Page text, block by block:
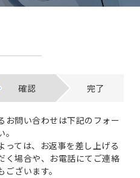
確認 完了
お問い合わせは下記のフォー
っては、お返事を差し上げる
く場合や、お電話にてご連絡
ざいます。